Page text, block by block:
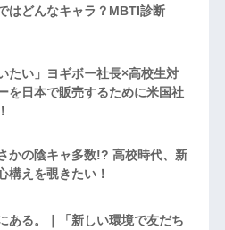
はどんなキャラ？MBTI診断
たい」ヨギボー社長×高校生対
を日本で販売するために米国社
かの陰キャ多数!? 高校時代、新
構えを覗きたい！
ある。｜「新しい環境で友だち